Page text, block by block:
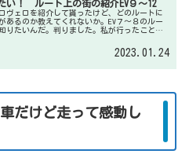
い！ ルート上の街の紹介EV９～12
ヴェロを紹介して貰ったけど、どのルートに
あるのか教えてくれないか。EV７～８のルー
りたいんだ。判りました。私が行ったことの
はEV９～EV12の４ルートのご紹介です。
2023.01.24
だけど走って感動し